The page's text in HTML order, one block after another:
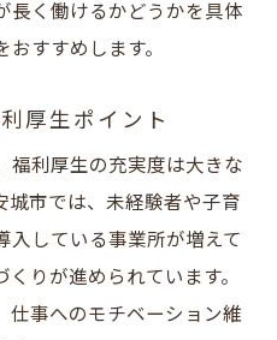
長く働けるかどうかを具体
すすめします。
厚生ポイント
福利厚生の充実度は大きな
城市では、未経験者や子育
入している事業所が増えて
りが進められています。
仕事へのモチベーション維